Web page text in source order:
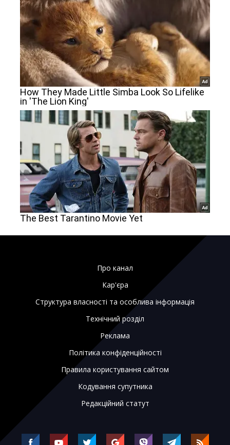
Про канал
Кар'єра
Структура власності та особлива інформація
Технічний розділ
Реклама
Політика конфіденційності
Правила користування сайтом
Кодування супутника
Редакційний статут